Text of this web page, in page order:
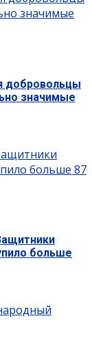
значимые
добровольцы
значимые
больше 87
больше